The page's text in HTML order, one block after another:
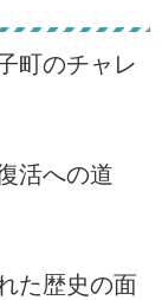
町のチャレ
活への道
た歴史の面